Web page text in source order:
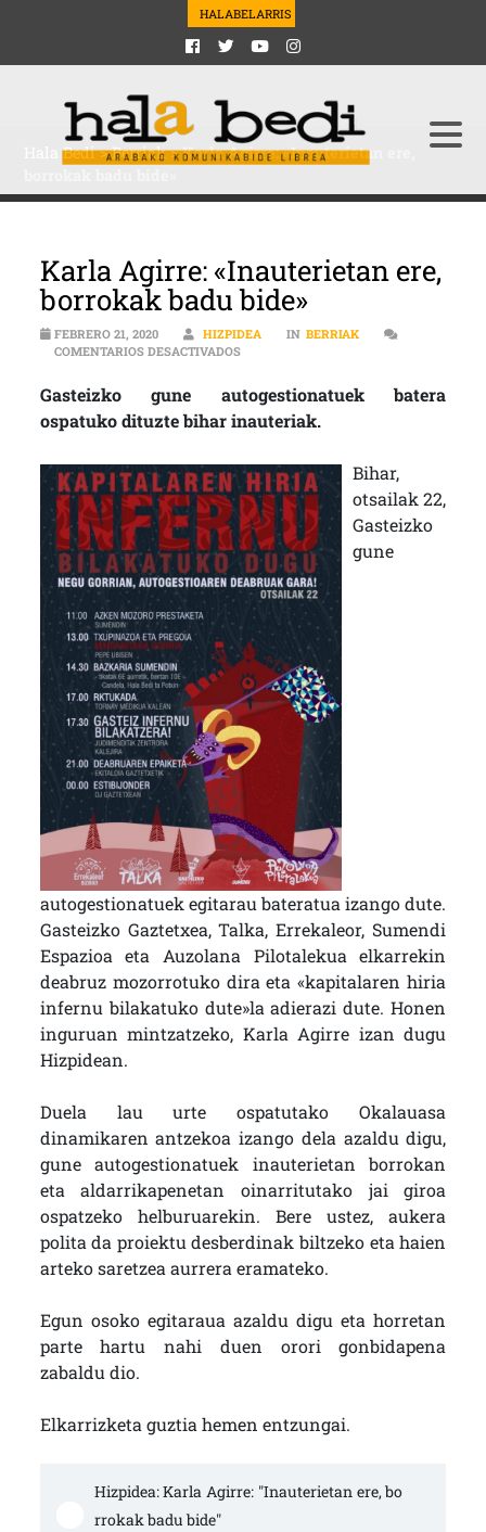
HALABELARRIS
Hala Bedi>Berriak>Karla Agirre: «Inauterietan ere,
Karla Agirre: «Inauterietan ere,
borrokak badu bide»
FEBRERO 21, 2020 HIZPIDEA IN BERRIAK
COMENTARIOS DESACTIVADOSEN KARLA AGIRRE: «INAUTERIETAN
Gasteizko gune autogestionatuek batera
ospatuko dituzte bihar inauteriak.
Bihar,
otsailak 22,
Gasteizko
gune
autogestionatuek egitarau bateratua izango dute.
Gasteizko Gaztetxea, Talka, Errekaleor, Sumendi
Espazioa eta Auzolana Pilotalekua elkarrekin
deabruz mozorrotuko dira eta «kapitalaren hiria
infernu bilakatuko dute»la adierazi dute. Honen
inguruan mintzatzeko, Karla Agirre izan dugu
Hizpidean.
Duela lau urte ospatutako Okalauasa
dinamikaren antzekoa izango dela azaldu digu,
gune autogestionatuek inauterietan borrokan
eta aldarrikapenetan oinarritutako jai giroa
ospatzeko helburuarekin. Bere ustez, aukera
polita da proiektu desberdinak biltzeko eta haien
arteko saretzea aurrera eramateko.
Egun osoko egitaraua azaldu digu eta horretan
parte hartu nahi duen orori gonbidapena
zabaldu dio.
Elkarrizketa guztia hemen entzungai.
Hizpidea: Karla Agirre: "Inauterietan ere, bo
rrokak badu bide"